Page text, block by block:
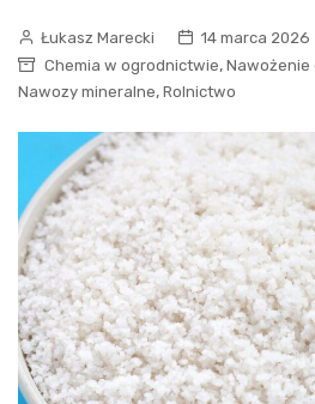
Łukasz Marecki
14 marca 2026
Chemia w ogrodnictwie, Nawożenie
Nawozy mineralne, Rolnictwo